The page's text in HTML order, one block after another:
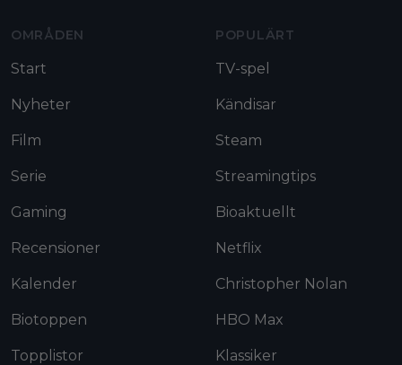
OMRÅDEN
Start
Nyheter
Film
Serie
Gaming
Recensioner
Kalender
Biotoppen
Topplistor
POPULÄRT
TV-spel
Kändisar
Steam
Streamingtips
Bioaktuellt
Netflix
Christopher Nolan
HBO Max
Klassiker